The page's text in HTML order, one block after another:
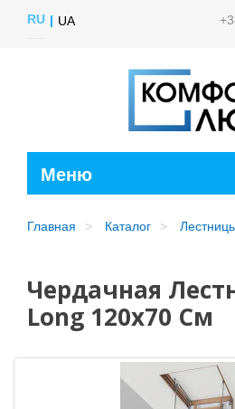
RU UA
Главная Каталог
Чердачная
Long 120х70 См